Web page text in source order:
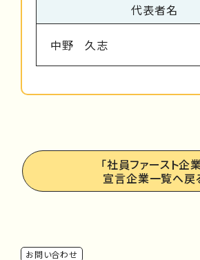
代表者名
中野 久志
「社員ファースト企業
宣言企業一覧へ戻
お問い合わせ